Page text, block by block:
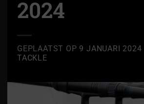
2024
GEPLAATST OP 9 JANUARI 2024
TACKLE